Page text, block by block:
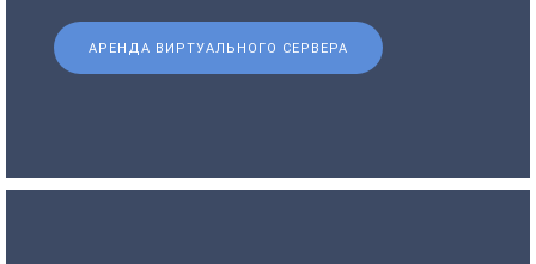
АРЕНДА ВИРТУАЛЬНОГО СЕРВЕРА